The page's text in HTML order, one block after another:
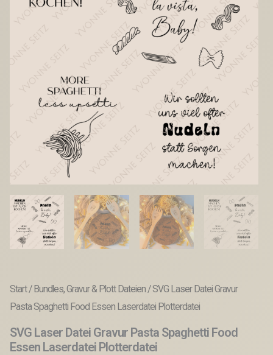
Start/ Bundles, Gravur & Plott Dateien/ SVG Laser Datei Gravur
Pasta Spaghetti Food Essen Laserdatei Plotterdatei
SVG Laser Datei Gravur Pasta Spaghetti Food
Essen Laserdatei Plotterdatei